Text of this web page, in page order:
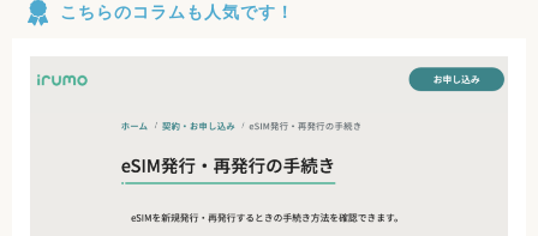
こちらのコラムも人気です！